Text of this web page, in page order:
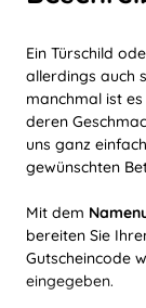
Ein Türschild
allerdings auch
manchmal ist
deren
uns ganz
gewünschten
Mit dem
bereiten Sie
Gutscheincode
eingegeben.